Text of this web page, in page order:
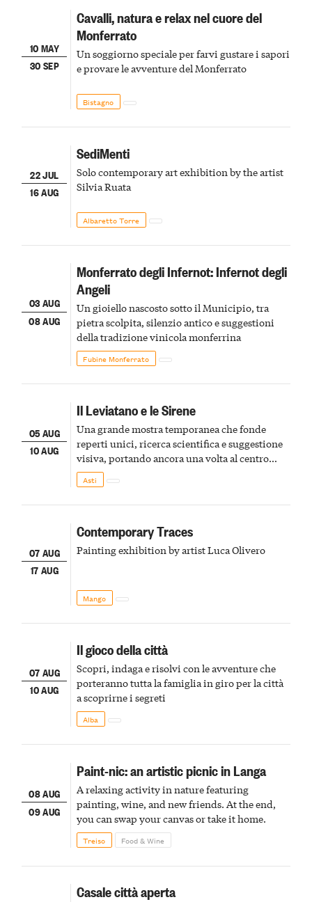
10 MAY
30 SEP
Cavalli, natura e relax nel cuore del
Monferrato
Un soggiorno speciale per farvi gustare i sapori
e provare le avventure del Monferrato
Bistagno
22 JUL
16 AUG
SediMenti
Solo contemporary art exhibition by the artist
Silvia Ruata
Albaretto Torre
03 AUG
08 AUG
Monferrato degli Infernot: Infernot degli
Angeli
Un gioiello nascosto sotto il Municipio, tra
pietra scolpita, silenzio antico e suggestioni
della tradizione vinicola monferrina
Fubine Monferrato
05 AUG
10 AUG
Il Leviatano e le Sirene
Una grande mostra temporanea che fonde
reperti unici, ricerca scientifica e suggestione
visiva, portando ancora una volta al centro
della scena le meraviglie del passato astigiano
Asti
07 AUG
17 AUG
Contemporary Traces
Painting exhibition by artist Luca Olivero
Mango
07 AUG
10 AUG
Il gioco della città
Scopri, indaga e risolvi con le avventure che
porteranno tutta la famiglia in giro per la città
a scoprirne i segreti
Alba
08 AUG
09 AUG
Paint-nic: an artistic picnic in Langa
A relaxing activity in nature featuring
painting, wine, and new friends. At the end,
you can swap your canvas or take it home.
Treiso Food & Wine
Casale città aperta